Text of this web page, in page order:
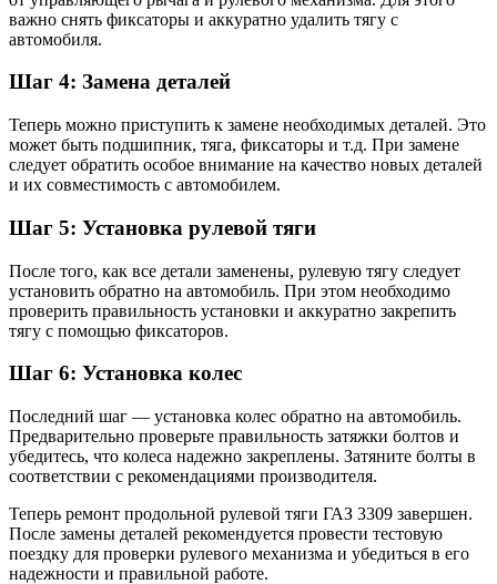
важно снять фиксаторы и аккуратно удалить тягу с
автомобиля.
Шаг 4: Замена деталей
Теперь можно приступить к замене необходимых деталей. Это
может быть подшипник, тяга, фиксаторы и т.д. При замене
следует обратить особое внимание на качество новых деталей
и их совместимость с автомобилем.
Шаг 5: Установка рулевой тяги
После того, как все детали заменены, рулевую тягу следует
установить обратно на автомобиль. При этом необходимо
проверить правильность установки и аккуратно закрепить
тягу с помощью фиксаторов.
Шаг 6: Установка колес
Последний шаг — установка колес обратно на автомобиль.
Предварительно проверьте правильность затяжки болтов и
убедитесь, что колеса надежно закреплены. Затяните болты в
соответствии с рекомендациями производителя.
Теперь ремонт продольной рулевой тяги ГАЗ 3309 завершен.
После замены деталей рекомендуется провести тестовую
поездку для проверки рулевого механизма и убедиться в его
надежности и правильной работе.